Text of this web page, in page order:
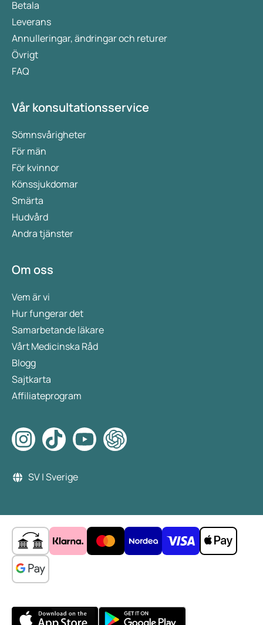
Betala
Leverans
Annulleringar, ändringar och returer
Övrigt
FAQ
Vår konsultationsservice
Sömnsvårigheter
För män
För kvinnor
Könssjukdomar
Smärta
Hudvård
Andra tjänster
Om oss
Vem är vi
Hur fungerar det
Samarbetande läkare
Vårt Medicinska Råd
Blogg
Sajtkarta
Affiliateprogram
SV | Sverige